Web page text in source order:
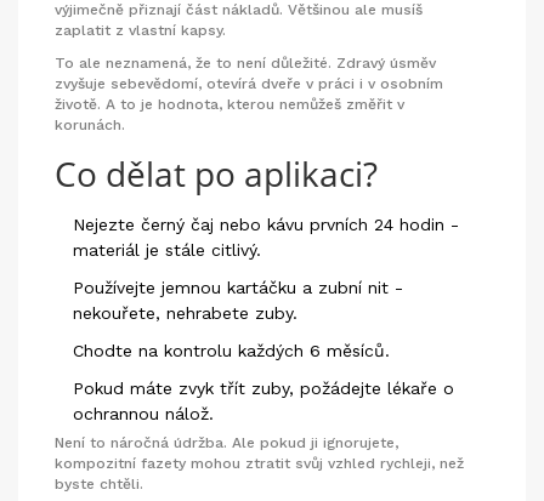
výjimečně přiznají část nákladů. Většinou ale musíš
zaplatit z vlastní kapsy.
To ale neznamená, že to není důležité. Zdravý úsměv
zvyšuje sebevědomí, otevírá dveře v práci i v osobním
životě. A to je hodnota, kterou nemůžeš změřit v
korunách.
Co dělat po aplikaci?
Nejezte černý čaj nebo kávu prvních 24 hodin -
materiál je stále citlivý.
Používejte jemnou kartáčku a zubní nit -
nekouřete, nehrabete zuby.
Chodte na kontrolu každých 6 měsíců.
Pokud máte zvyk třít zuby, požádejte lékaře o
ochrannou nálož.
Není to náročná údržba. Ale pokud ji ignorujete,
kompozitní fazety mohou ztratit svůj vzhled rychleji, než
byste chtěli.